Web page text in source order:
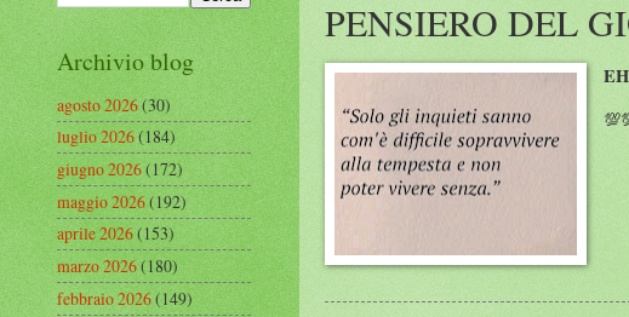
PENSIERO DEL
Archivio blog
agosto 2026(30)
luglio 2026(184)
giugno 2026(172)
maggio 2026(192)
aprile 2026(153)
marzo 2026(180)
febbraio 2026(149)